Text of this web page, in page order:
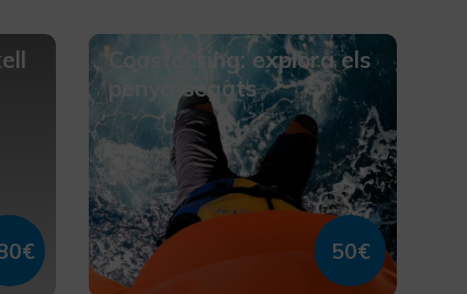
Coasteering: explora els
penya-segats
50€